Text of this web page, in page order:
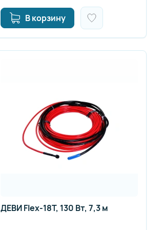
В корзину
ДЕВИ Flex-18T, 130 Вт, 7,3 м